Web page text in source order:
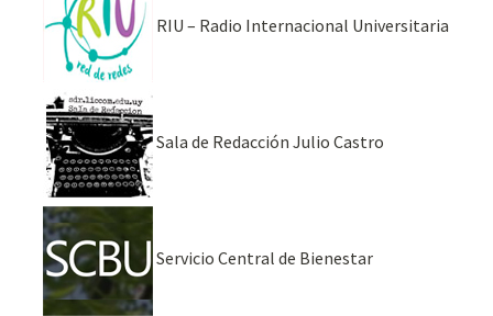
RIU – Radio Internacional Universitaria
Sala de Redacción Julio Castro
Servicio Central de Bienestar